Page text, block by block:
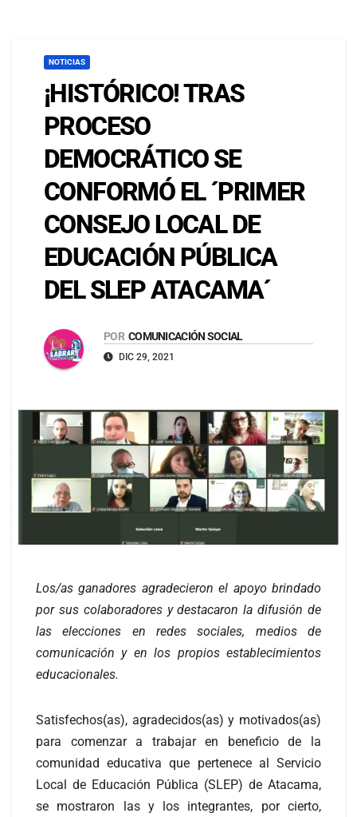
NOTICIAS
¡HISTÓRICO! TRAS
PROCESO
DEMOCRÁTICO SE
CONFORMÓ EL ´PRIMER
CONSEJO LOCAL DE
EDUCACIÓN PÚBLICA
DEL SLEP ATACAMA´
POR COMUNICACIÓN SOCIAL
DIC 29, 2021
Los/as ganadores agradecieron el apoyo brindado
por sus colaboradores y destacaron la difusión de
las elecciones en redes sociales, medios de
comunicación y en los propios establecimientos
educacionales.
Satisfechos(as), agradecidos(as) y motivados(as)
para comenzar a trabajar en beneficio de la
comunidad educativa que pertenece al Servicio
Local de Educación Pública (SLEP) de Atacama,
se mostraron las y los integrantes, por cierto,